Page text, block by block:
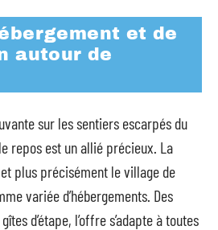
et de
autour de
sur les sentiers escarpés du
repos est un allié précieux. La
plus précisément le village de
variée d’hébergements. Des
d’étape, l’offre s’adapte à toutes